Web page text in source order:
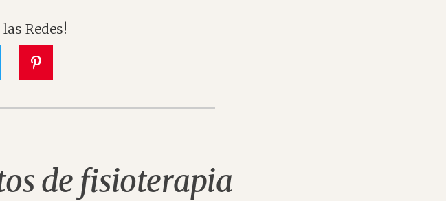
Redes!
de fisioterapia